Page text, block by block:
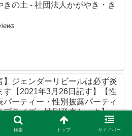
きの土 - 社団法人かがやき・き
】ジェンダーリビールは必ず炎
す【2021年3月26日記す】【性
パーティー・性別披露パーティ
プライズ・性別発表ケーキ】
検索 トップ サイドバー